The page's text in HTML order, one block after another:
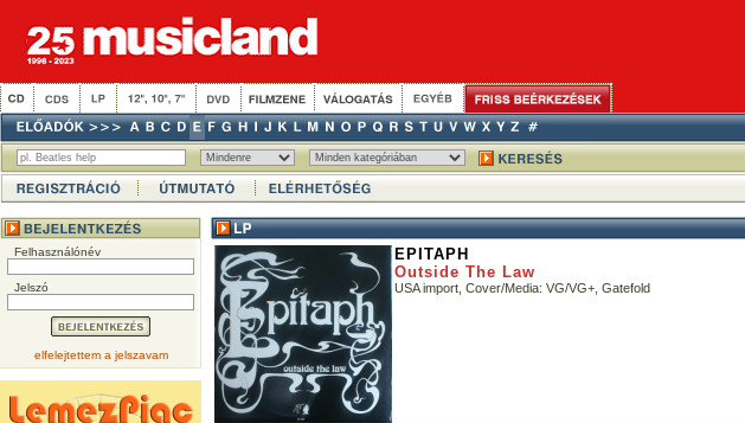
Felhasználónév
Jelszó
elfelejtettem a jelszavam
EPITAPH
Outside The Law
USA import, Cover/Media: VG/VG+, Gatefold